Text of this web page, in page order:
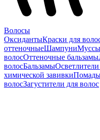
Волосы
ОксидантыКраски для
оттеночныеШампуниМуссы
волосОттеночные бальзамы
волосБальзамы
химической завивки
волосЗагустители для волос